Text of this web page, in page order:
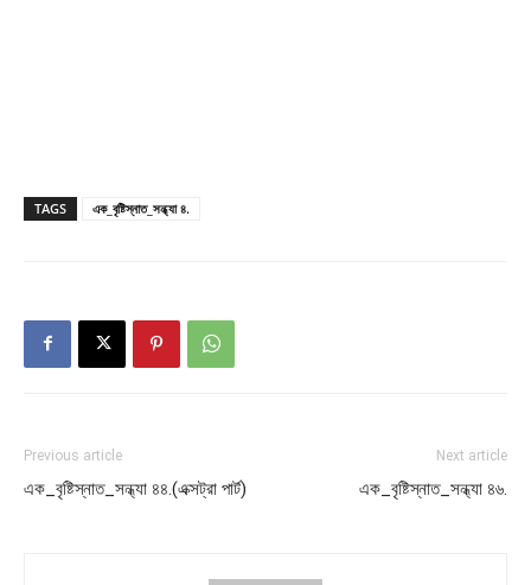
TAGS এক_বৃষ্টিস্নাত_সন্ধ্যা ৪.
Previous article
এক_বৃষ্টিস্নাত_সন্ধ্যা ৪৪.(এক্সট্রা পার্ট)
Next article
এক_বৃষ্টিস্নাত_সন্ধ্যা ৪৬.